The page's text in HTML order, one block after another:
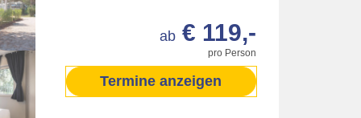
pro Person
ab € 119,-
Termine anzeigen